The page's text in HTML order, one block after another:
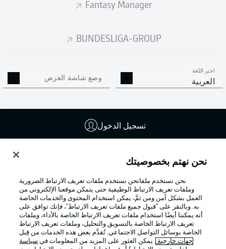
Fantasy Manager
BUNDESLIGA-GROUP
اختر اللغة
العربية وضع شاشة العرض
تسجيل الدخول
Football as it's meant to be
نحن نهتم بخصوصيتك
نحن نستخدم ملفانحن نستخدم ملفات تعريف الارتباط الضرورية
وملفات تعريف الارتباط الوظيفية حتى يتمكن موقعنا الإلكتروني من
العمل بشكل آمن ومن ثمَّ، يمكن استخدام المحتوى والخدمات الخاصة
به. وبالنقر على "قبول جميع ملفات تعريف الارتباط"، فإنك توافق على
أنه يمكننا أيضًا استخدام ملفات تعريف الارتباط الخاصة بالأداء، وملفات
تعريف الارتباط الخاصة بالتسويق والتحليل، وملفات تعريف الارتباط
الخاصة بوسائل التواصل الاجتماعي. تُقدَّم بعض هذه الخدمات من قِبل
جهات خارجية . يمكن العثور على المزيد من المعلومات في سياسة